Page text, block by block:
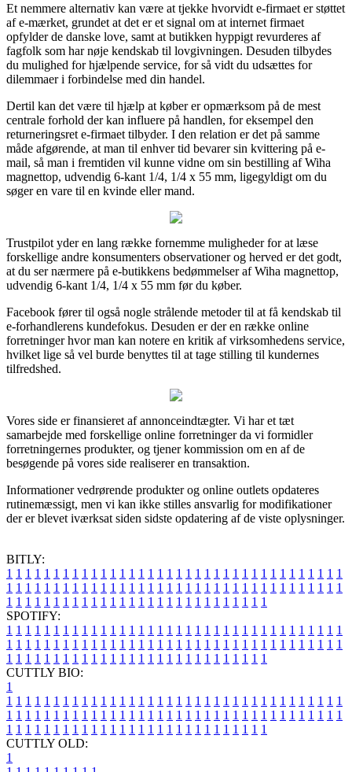
Et nemmere alternativ kan være at tjekke hvorvidt e-firmaet er støttet
af e-mærket, grundet at det er et signal om at internet firmaet
opfylder de danske love, samt at butikken hyppigt revurderes af
fagfolk som har nøje kendskab til lovgivningen. Desuden tilbydes
du mulighed for hjælpende service, for så vidt du udsættes for
dilemmaer i forbindelse med din handel.
Dertil kan det være til hjælp at køber er opmærksom på de mest
centrale forhold der kan influere på handlen, for eksempel den
returneringsret e-firmaet tilbyder. I den relation er det på samme
måde afgørende, at man til enhver tid bevarer sin kvittering på e-
mail, så man i fremtiden vil kunne vidne om sin bestilling af Wiha
magnettop, udvendig 6-kant 1/4, 1/4 x 55 mm, ligegyldigt om du
søger en vare til en kvinde eller mand.
Trustpilot yder en lang række fornemme muligheder for at læse
forskellige andre konsumenters observationer og herved er det godt,
at du ser nærmere på e-butikkens bedømmelser af Wiha magnettop,
udvendig 6-kant 1/4, 1/4 x 55 mm før du køber.
Facebook fører til også nogle strålende metoder til at få kendskab til
e-forhandlerens kundefokus. Desuden er der en række online
forretninger hvor man kan notere en kritik af virksomhedens service,
hvilket lige så vel burde benyttes til at tage stilling til kundernes
tilfredshed.
Vores side er finansieret af annonceindtægter. Vi har et tæt
samarbejde med forskellige online forretninger da vi formidler
forretningernes produkter, og tjener kommission om en af de
besøgende på vores side realiserer en transaktion.
Informationer vedrørende produkter og online outlets opdateres
rutinemæssigt, men vi kan ikke stilles ansvarlig for modifikationer
der er blevet iværksat siden sidste opdatering af de viste oplysninger.
BITLY:
1 1 1 1 1 1 1 1 1 1 1 1 1 1 1 1 1 1 1 1 1 1 1 1 1 1 1 1 1 1 1 1 1 1 1 1
1 1 1 1 1 1 1 1 1 1 1 1 1 1 1 1 1 1 1 1 1 1 1 1 1 1 1 1 1 1 1 1 1 1 1 1
1 1 1 1 1 1 1 1 1 1 1 1 1 1 1 1 1 1 1 1 1 1 1 1 1 1 1 1
SPOTIFY:
1 1 1 1 1 1 1 1 1 1 1 1 1 1 1 1 1 1 1 1 1 1 1 1 1 1 1 1 1 1 1 1 1 1 1 1
1 1 1 1 1 1 1 1 1 1 1 1 1 1 1 1 1 1 1 1 1 1 1 1 1 1 1 1 1 1 1 1 1 1 1 1
1 1 1 1 1 1 1 1 1 1 1 1 1 1 1 1 1 1 1 1 1 1 1 1 1 1 1 1
CUTTLY BIO:
1
1 1 1 1 1 1 1 1 1 1 1 1 1 1 1 1 1 1 1 1 1 1 1 1 1 1 1 1 1 1 1 1 1 1 1 1
1 1 1 1 1 1 1 1 1 1 1 1 1 1 1 1 1 1 1 1 1 1 1 1 1 1 1 1 1 1 1 1 1 1 1 1
1 1 1 1 1 1 1 1 1 1 1 1 1 1 1 1 1 1 1 1 1 1 1 1 1 1 1 1
CUTTLY OLD:
1